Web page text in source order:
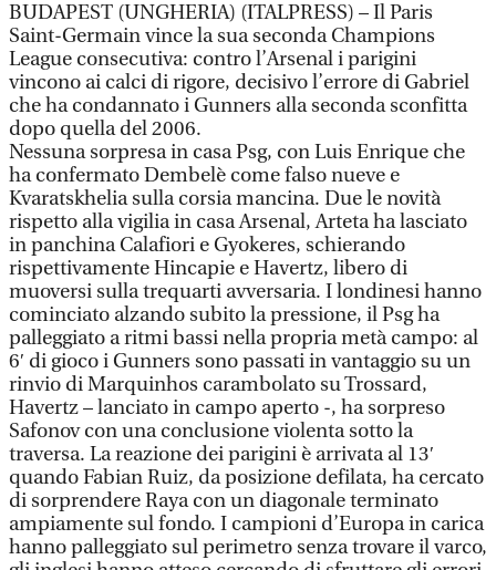
BUDAPEST (UNGHERIA) (ITALPRESS) – Il Paris
Saint-Germain vince la sua seconda Champions
League consecutiva: contro l’Arsenal i parigini
vincono ai calci di rigore, decisivo l’errore di Gabriel
che ha condannato i Gunners alla seconda sconfitta
dopo quella del 2006.
Nessuna sorpresa in casa Psg, con Luis Enrique che
ha confermato Dembelè come falso nueve e
Kvaratskhelia sulla corsia mancina. Due le novità
rispetto alla vigilia in casa Arsenal, Arteta ha lasciato
in panchina Calafiori e Gyokeres, schierando
rispettivamente Hincapie e Havertz, libero di
muoversi sulla trequarti avversaria. I londinesi hanno
cominciato alzando subito la pressione, il Psg ha
palleggiato a ritmi bassi nella propria metà campo: al
6′ di gioco i Gunners sono passati in vantaggio su un
rinvio di Marquinhos carambolato su Trossard,
Havertz – lanciato in campo aperto -, ha sorpreso
Safonov con una conclusione violenta sotto la
traversa. La reazione dei parigini è arrivata al 13′
quando Fabian Ruiz, da posizione defilata, ha cercato
di sorprendere Raya con un diagonale terminato
ampiamente sul fondo. I campioni d’Europa in carica
hanno palleggiato sul perimetro senza trovare il varco,